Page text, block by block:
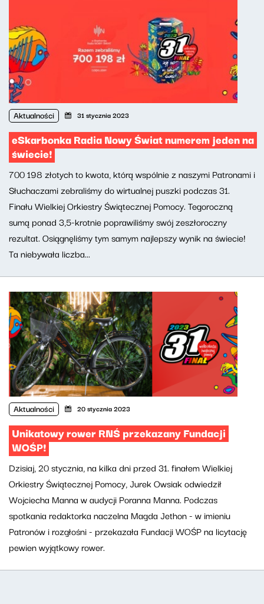
Aktualności 31 stycznia 2023
eSkarbonka Radia Nowy Świat numerem jeden na
świecie!
700 198 złotych to kwota, którą wspólnie z naszymi Patronami i
Słuchaczami zebraliśmy do wirtualnej puszki podczas 31.
Finału Wielkiej Orkiestry Świątecznej Pomocy. Tegoroczną
sumą ponad 3,5-krotnie poprawiliśmy swój zeszłoroczny
rezultat. Osiągnęliśmy tym samym najlepszy wynik na świecie!
Ta niebywała liczba...
Aktualności 20 stycznia 2023
Unikatowy rower RNŚ przekazany Fundacji
WOŚP!
Dzisiaj, 20 stycznia, na kilka dni przed 31. finałem Wielkiej
Orkiestry Świątecznej Pomocy, Jurek Owsiak odwiedził
Wojciecha Manna w audycji Poranna Manna. Podczas
spotkania redaktorka naczelna Magda Jethon - w imieniu
Patronów i rozgłośni - przekazała Fundacji WOŚP na licytację
pewien wyjątkowy rower.